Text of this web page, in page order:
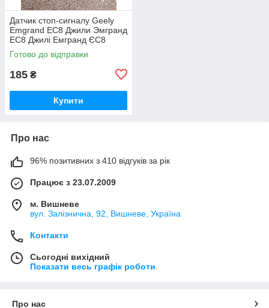
Датчик стоп-сигналу Geely
Emgrand EC8 Джили Эмгранд
ЕС8 Джилі Емгранд ЄС8
Готово до відправки
185 ₴
Купити
Про нас
96% позитивних з 410 відгуків за рік
Працює з 23.07.2009
м. Вишневе
вул. Залізнична, 92, Вишневе, Україна
Контакти
Сьогодні вихідний
Показати весь графік роботи
Про нас